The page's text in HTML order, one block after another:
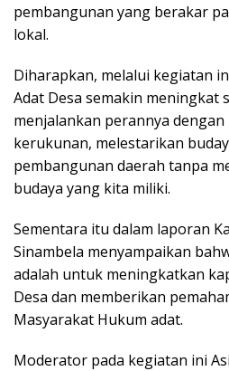
pembangunan yang berakar
lokal.
Diharapkan, melalui kegiatan
Adat Desa semakin meningkat
menjalankan perannya
kerukunan, melestarikan
pembangunan daerah tanpa
budaya yang kita miliki.
Sementara itu dalam laporan
Sinambela menyampaikan
adalah untuk meningkatkan
Desa dan memberikan
Masyarakat Hukum adat.
Moderator pada kegiatan ini